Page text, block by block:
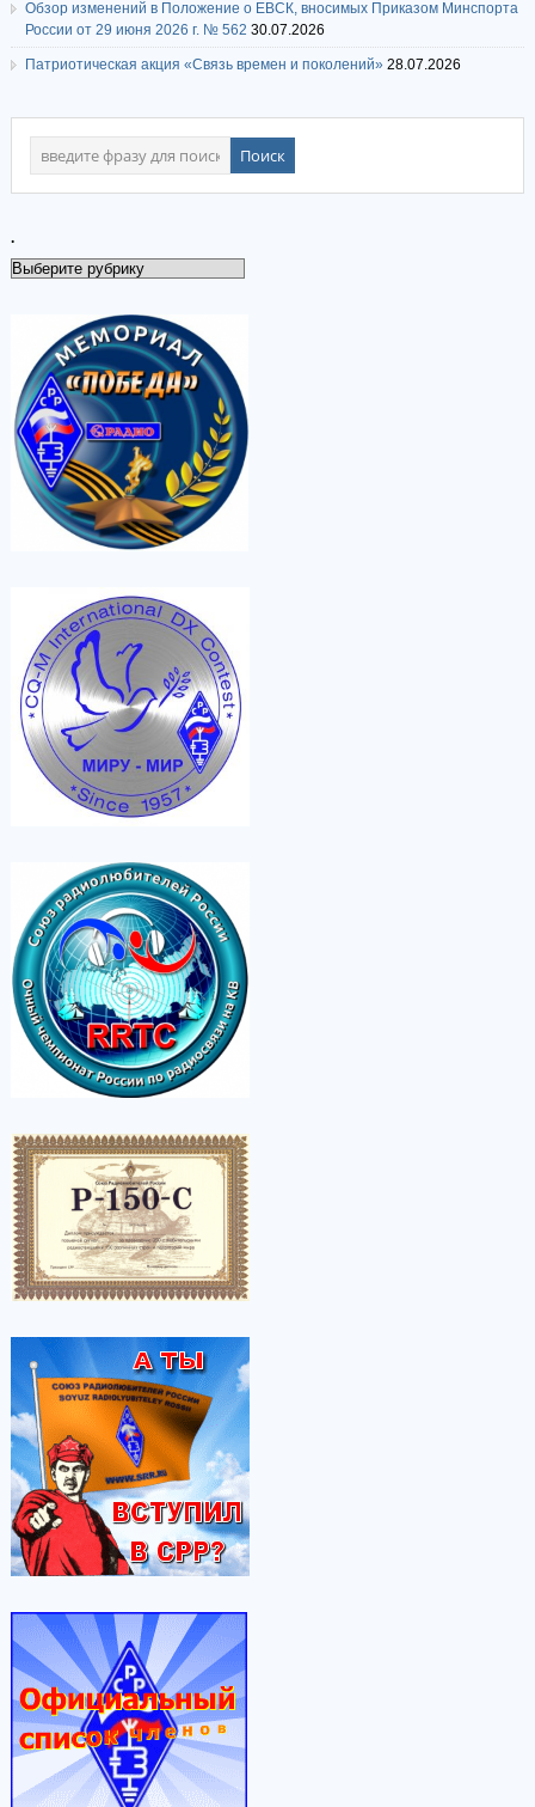
Обзор изменений в Положение о ЕВСК, вносимых Приказом Минспорта
России от 29 июня 2026 г. № 562 30.07.2026
Патриотическая акция «Связь времен и поколений» 28.07.2026
.